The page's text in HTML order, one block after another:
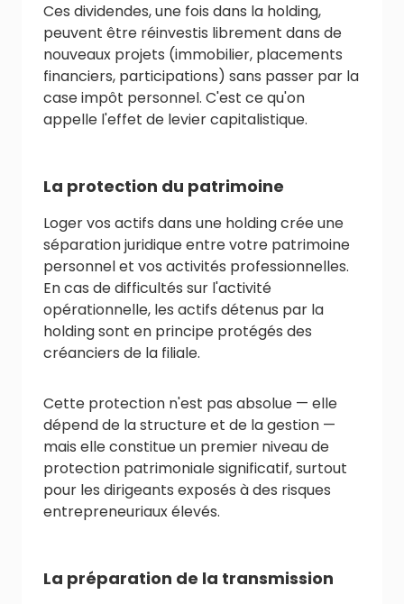
Ces dividendes, une fois dans la holding,
peuvent être réinvestis librement dans de
nouveaux projets (immobilier, placements
financiers, participations) sans passer par la
case impôt personnel. C'est ce qu'on
appelle l'effet de levier capitalistique.
La protection du patrimoine
Loger vos actifs dans une holding crée une
séparation juridique entre votre patrimoine
personnel et vos activités professionnelles.
En cas de difficultés sur l'activité
opérationnelle, les actifs détenus par la
holding sont en principe protégés des
créanciers de la filiale.
Cette protection n'est pas absolue — elle
dépend de la structure et de la gestion —
mais elle constitue un premier niveau de
protection patrimoniale significatif, surtout
pour les dirigeants exposés à des risques
entrepreneuriaux élevés.
La préparation de la transmission